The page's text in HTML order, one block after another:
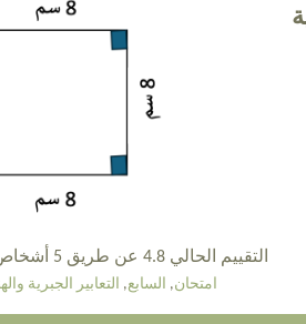
التقييم الحالي 4.8 عن طريق 5 أشخاص
امتحان, السابع, التعابير الجبرية